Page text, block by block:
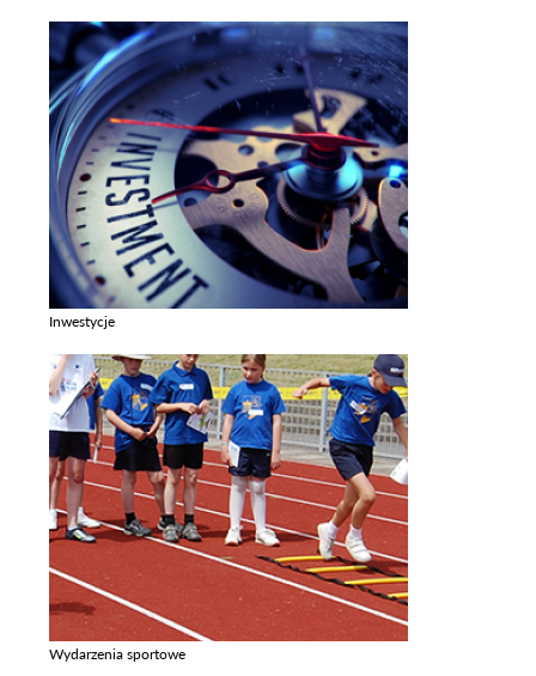
Inwestycje
Wydarzenia sportowe